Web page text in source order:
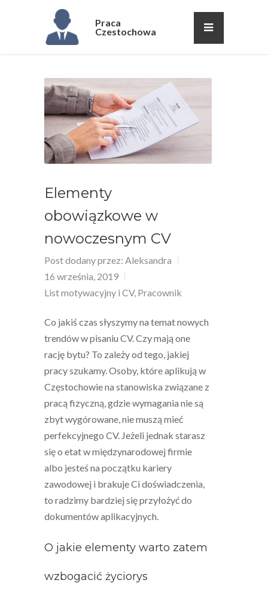
Praca
Czestochowa
Elementy
obowiązkowe w
nowoczesnym CV
Post dodany przez: Aleksandra
16 września, 2019
List motywacyjny i CV, Pracownik
Co jakiś czas słyszymy na temat nowych
trendów w pisaniu CV. Czy mają one
rację bytu? To zależy od tego, jakiej
pracy szukamy. Osoby, które aplikują w
Częstochowie na stanowiska związane z
pracą fizyczną, gdzie wymagania nie są
zbyt wygórowane, nie muszą mieć
perfekcyjnego CV. Jeżeli jednak starasz
się o etat w międzynarodowej firmie
albo jesteś na początku kariery
zawodowej i brakuje Ci doświadczenia,
to radzimy bardziej się przyłożyć do
dokumentów aplikacyjnych.
O jakie elementy warto zatem
wzbogacić życiorys